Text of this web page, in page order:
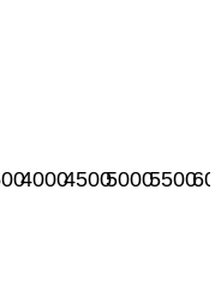
4000450050005500